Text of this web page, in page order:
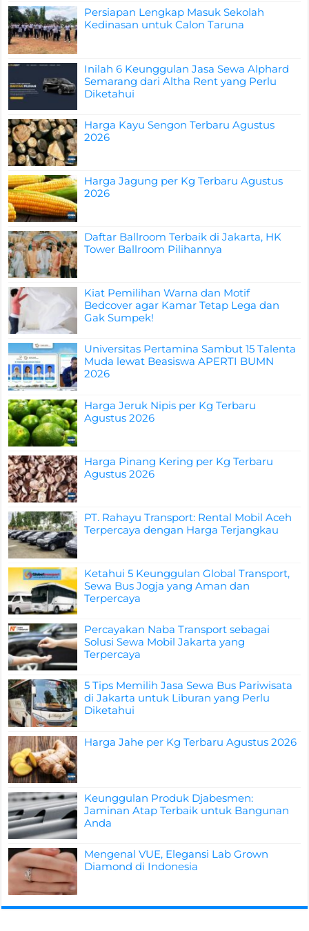
Persiapan Lengkap Masuk Sekolah
Kedinasan untuk Calon Taruna
Inilah 6 Keunggulan Jasa Sewa Alphard
Semarang dari Altha Rent yang Perlu
Diketahui
Harga Kayu Sengon Terbaru Agustus
2026
Harga Jagung per Kg Terbaru Agustus
2026
Daftar Ballroom Terbaik di Jakarta, HK
Tower Ballroom Pilihannya
Kiat Pemilihan Warna dan Motif
Bedcover agar Kamar Tetap Lega dan
Gak Sumpek!
Universitas Pertamina Sambut 15 Talenta
Muda lewat Beasiswa APERTI BUMN
2026
Harga Jeruk Nipis per Kg Terbaru
Agustus 2026
Harga Pinang Kering per Kg Terbaru
Agustus 2026
PT. Rahayu Transport: Rental Mobil Aceh
Terpercaya dengan Harga Terjangkau
Ketahui 5 Keunggulan Global Transport,
Sewa Bus Jogja yang Aman dan
Terpercaya
Percayakan Naba Transport sebagai
Solusi Sewa Mobil Jakarta yang
Terpercaya
5 Tips Memilih Jasa Sewa Bus Pariwisata
di Jakarta untuk Liburan yang Perlu
Diketahui
Harga Jahe per Kg Terbaru Agustus 2026
Keunggulan Produk Djabesmen:
Jaminan Atap Terbaik untuk Bangunan
Anda
Mengenal VUE, Elegansi Lab Grown
Diamond di Indonesia